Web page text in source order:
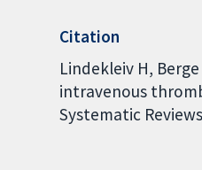
Citation
Lindekleiv H,
intravenous
Systematic